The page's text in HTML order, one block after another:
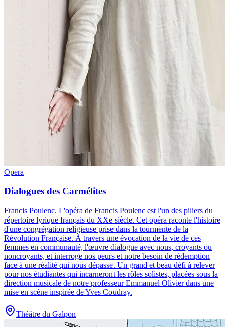
Opera
Dialogues des Carmélites
Francis Poulenc. L'opéra de Francis Poulenc est l'un des piliers du
répertoire lyrique français du XXe siècle. Cet opéra raconte l'histoire
d'une congrégation religieuse prise dans la tourmente de la
Révolution Française. À travers une évocation de la vie de ces
femmes en communauté, l'œuvre dialogue avec nous, croyants ou
noncroyants, et interroge nos peurs et notre besoin de rédemption
face à une réalité qui nous dépasse. Un grand et beau défi à relever
pour nos étudiantes qui incarneront les rôles solistes, placées sous la
direction musicale de notre professeur Emmanuel Olivier dans une
mise en scène inspirée de Yves Coudray.
Théâtre du Galpon